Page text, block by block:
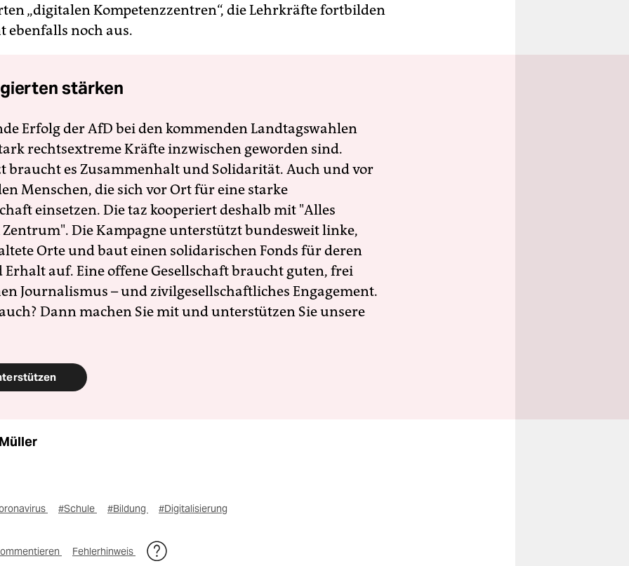
„digitalen Kompetenzzentren“, die Lehrkräfte fortbilden
ebenfalls noch aus.
stärken
Erfolg der AfD bei den kommenden Landtagswahlen
rechtsextreme Kräfte inzwischen geworden sind.
braucht es Zusammenhalt und Solidarität. Auch und vor
Menschen, die sich vor Ort für eine starke
einsetzen. Die taz kooperiert deshalb mit "Alles
Die Kampagne unterstützt bundesweit linke,
Orte und baut einen solidarischen Fonds für deren
Erhalt auf. Eine offene Gesellschaft braucht guten, frei
Journalismus – und zivilgesellschaftliches Engagement.
Dann machen Sie mit und unterstützen Sie unsere
#Schule #Bildung #Digitalisierung
Fehlerhinweis